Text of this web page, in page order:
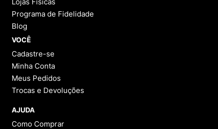
Programa de Fidelidade
Blog
VOCÊ
Cadastre-se
Minha Conta
Meus Pedidos
Trocas e Devoluções
AJUDA
Como Comprar